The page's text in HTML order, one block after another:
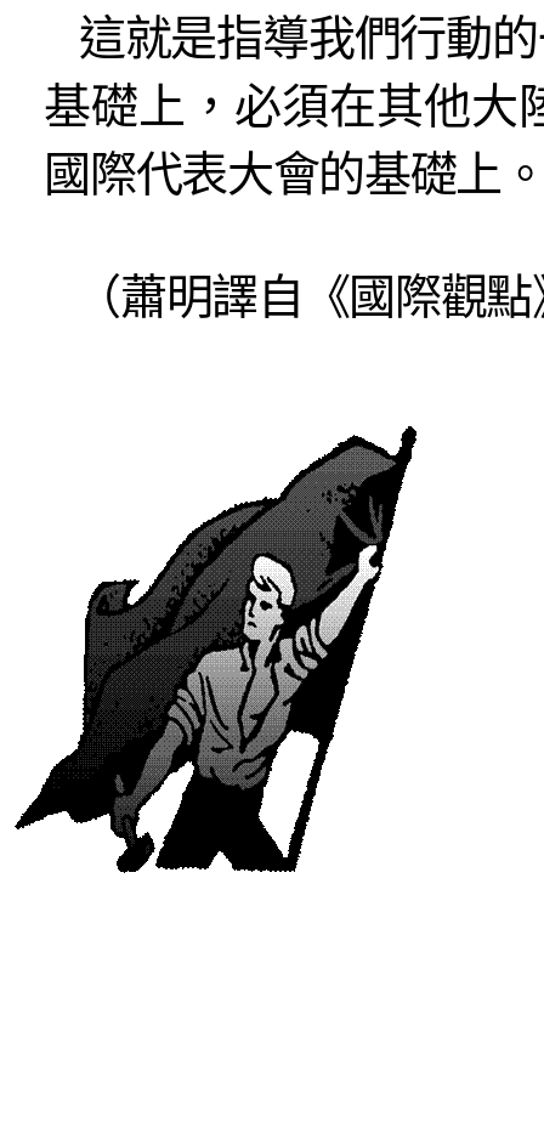
這就是指導我們行動
基礎上，必須在其他大
國際代表大會的基礎上
（蕭明譯自《國際觀